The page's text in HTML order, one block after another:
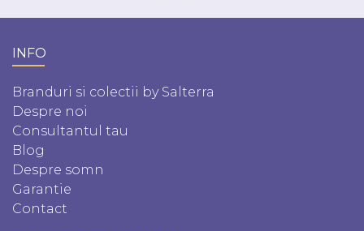
INFO
Branduri si colectii by Salterra
Despre noi
Consultantul tau
Blog
Despre somn
Garantie
Contact